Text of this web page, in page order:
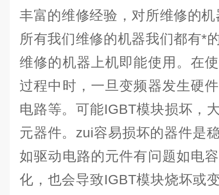
丰富的维修经验，对所维修的
所有我们维修的机器我们都有*
维修的机器上机即能使用。在
过程中时，一旦变频器发生硬
电路等。可能IGBT模块损坏，
元器件。zui容易损坏的器件是
如驱动电路的元件有问题如电
化，也会导致IGBT模块烧坏或